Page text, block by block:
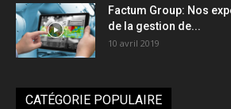
Factum Group: Nos
de la gestion de...
10 avril 2019
CATÉGORIE POPULAIRE